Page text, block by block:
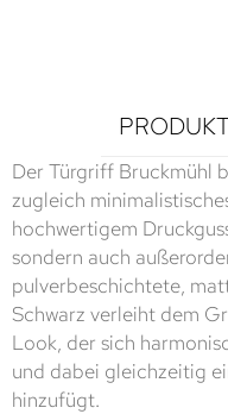
Der Türgriff Bruckmühl
zugleich
hochwertigem
sondern auch
pulverbeschichtete,
Schwarz verleiht dem
Look, der sich
und dabei gleichzeitig
hinzufügt.